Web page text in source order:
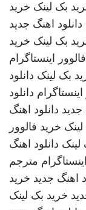
بک لینک خرید
دانلود اهنگ جدید
بک لینک خرید
اینستاگرام
بک لینک دانلود
دانلود
جدید دانلود اهنگ
خرید فالوور
لینک دانلود اهنگ
مترجم
اهنگ جدید خرید
خرید بک لینک